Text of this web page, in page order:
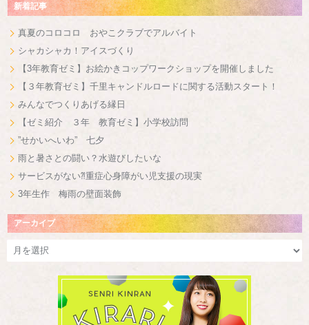
新着記事
真夏のコロコロ おやこクラブでアルバイト
シャカシャカ！アイスづくり
【3年教育ゼミ】お絵かきコップワークショップを開催しました
【３年教育ゼミ】千里キャンドルロードに関する活動スタート！
みんなでつくりあげる縁日
【ゼミ紹介 ３年 教育ゼミ】小学校訪問
”せかいへいわ” 七夕
雨と暑さとの闘い？水遊びしたいな
サービスがない⁈重症心身障がい児支援の現実
3年生作 梅雨の壁面装飾
アーカイブ